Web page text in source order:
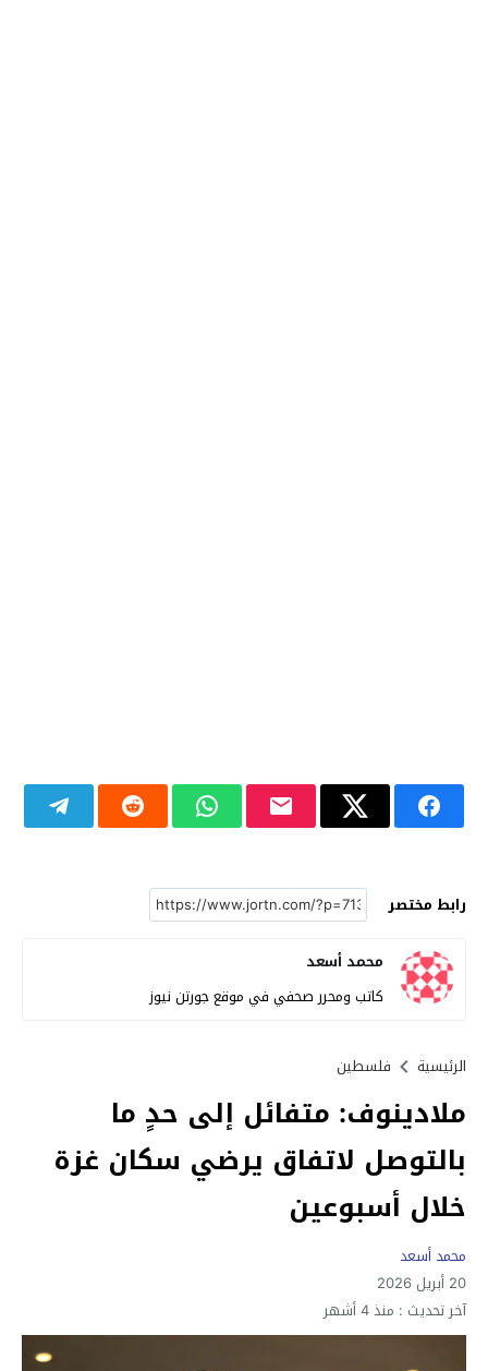
رابط مختصر
محمد أسعد
كاتب ومحرر صحفي في موقع جورتن نيوز
الرئيسية فلسطين
ملادينوف: متفائل إلى حدٍ ما
بالتوصل لاتفاق يرضي سكان غزة
خلال أسبوعين
محمد أسعد
20 أبريل 2026
آخر تحديث : منذ 4 أشهر